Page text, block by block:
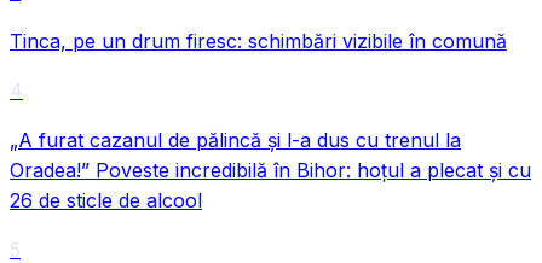
Tinca, pe un drum firesc: schimbări vizibile în comună
4
„A furat cazanul de pălincă și l-a dus cu trenul la
Oradea!” Poveste incredibilă în Bihor: hoțul a plecat și cu
26 de sticle de alcool
5